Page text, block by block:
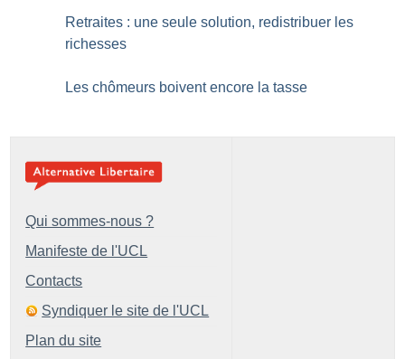
Retraites : une seule solution, redistribuer les
richesses
Les chômeurs boivent encore la tasse
Qui sommes-nous ?
Manifeste de l'UCL
Contacts
Syndiquer le site de l'UCL
Plan du site